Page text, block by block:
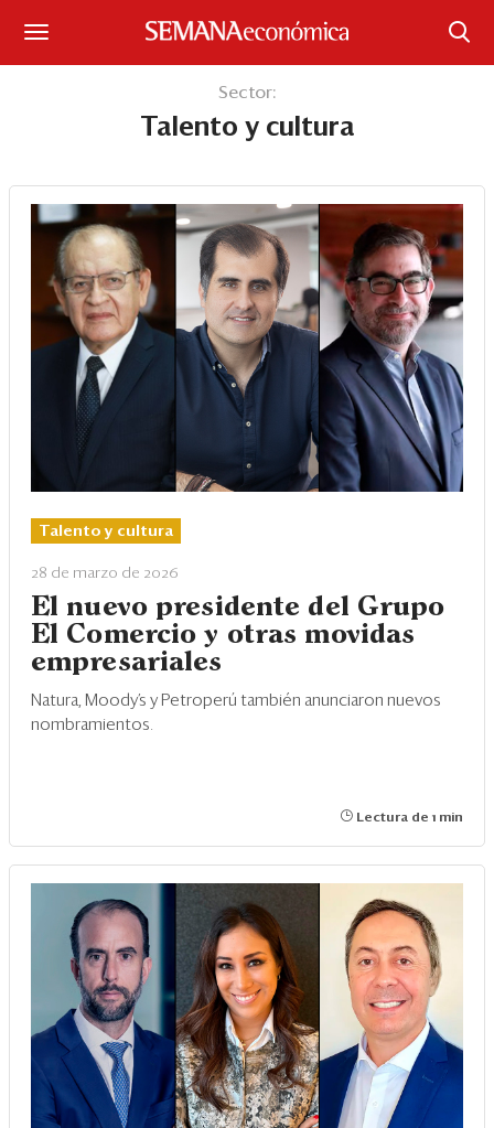
Iniciar sesión
Portada
¿Qué está pasando?
Sectores y Empresas
Management
Economía y Finanzas
Legal y Política
Eventos
Blogs
Edición Impresa
Sector:
Talento y cultura
Talento y cultura
28 de marzo de 2026
El nuevo presidente del Grupo
El Comercio y otras movidas
empresariales
Natura, Moody’s y Petroperú también anunciaron nuevos
nombramientos.
Lectura de 1 min